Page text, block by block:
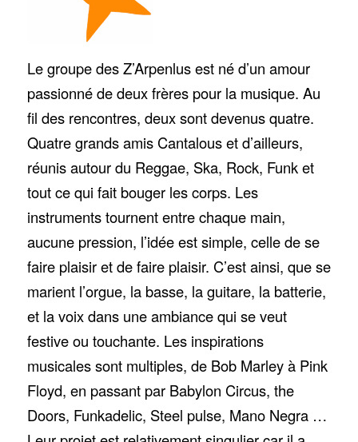
Le groupe des Z’Arpenlus est né d’un amour
passionné de deux frères pour la musique. Au
fil des rencontres, deux sont devenus quatre.
Quatre grands amis Cantalous et d’ailleurs,
réunis autour du Reggae, Ska, Rock, Funk et
tout ce qui fait bouger les corps. Les
instruments tournent entre chaque main,
aucune pression, l’idée est simple, celle de se
faire plaisir et de faire plaisir. C’est ainsi, que se
marient l’orgue, la basse, la guitare, la batterie,
et la voix dans une ambiance qui se veut
festive ou touchante. Les inspirations
musicales sont multiples, de Bob Marley à Pink
Floyd, en passant par Babylon Circus, the
Doors, Funkadelic, Steel pulse, Mano Negra …